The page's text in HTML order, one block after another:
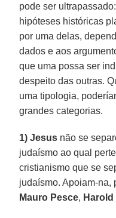
pode ser
hipóteses históricas
por uma delas,
dados e aos
que uma possa ser
despeito das outras.
uma tipologia,
grandes categorias.
1) Jesus não se
judaísmo ao qual
cristianismo que se
judaísmo. Apoiam-na,
Mauro Pesce,